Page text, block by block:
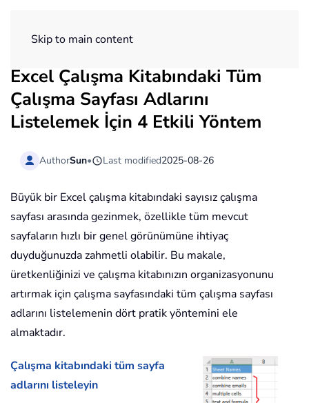
Skip to main content
Excel Çalışma Kitabındaki Tüm
Çalışma Sayfası Adlarını
Listelemek İçin 4 Etkili Yöntem
AuthorSun• Last modified2025-08-26
Büyük bir Excel çalışma kitabındaki sayısız çalışma
sayfası arasında gezinmek, özellikle tüm mevcut
sayfaların hızlı bir genel görünümüne ihtiyaç
duyduğunuzda zahmetli olabilir. Bu makale,
üretkenliğinizi ve çalışma kitabınızın organizasyonunu
artırmak için çalışma sayfasındaki tüm çalışma sayfası
adlarını listelemenin dört pratik yöntemini ele
almaktadır.
Çalışma kitabındaki tüm sayfa
adlarını listeleyin